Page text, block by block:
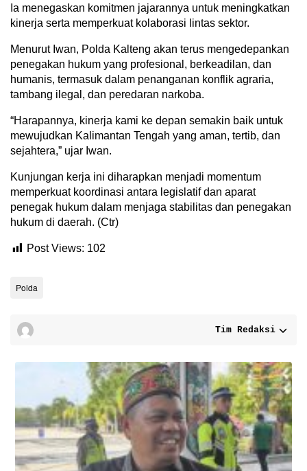
Ia menegaskan komitmen jajarannya untuk meningkatkan
kinerja serta memperkuat kolaborasi lintas sektor.
Menurut Iwan, Polda Kalteng akan terus mengedepankan
penegakan hukum yang profesional, berkeadilan, dan
humanis, termasuk dalam penanganan konflik agraria,
tambang ilegal, dan peredaran narkoba.
“Harapannya, kinerja kami ke depan semakin baik untuk
mewujudkan Kalimantan Tengah yang aman, tertib, dan
sejahtera,” ujar Iwan.
Kunjungan kerja ini diharapkan menjadi momentum
memperkuat koordinasi antara legislatif dan aparat
penegak hukum dalam menjaga stabilitas dan penegakan
hukum di daerah. (Ctr)
Post Views: 102
Polda
Tim Redaksi